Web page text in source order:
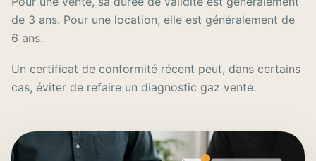
de 3 ans. Pour une location, elle est généralement de
6 ans.
Un certificat de conformité récent peut, dans certains
cas, éviter de refaire un diagnostic gaz vente.